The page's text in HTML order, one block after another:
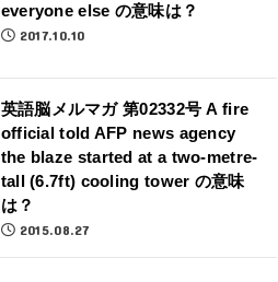
everyone else の意味は？
2017.10.10
英語脳メルマガ 第02332号 A fire
official told AFP news agency
the blaze started at a two-metre-
tall (6.7ft) cooling tower の意味
は？
2015.08.27